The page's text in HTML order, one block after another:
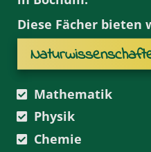
Diese Fächer bieten
Mathematik
Physik
Chemie